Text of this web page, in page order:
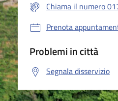
Chiama il numero
Prenota
Problemi in città
Segnala disservizio